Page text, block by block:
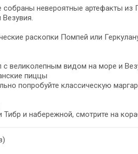
собраны невероятные артефакты
раскопки Помпей или
с великолепным видом на море и
пиццы
попробуйте классическую
Тибр и набережной, смотрите на